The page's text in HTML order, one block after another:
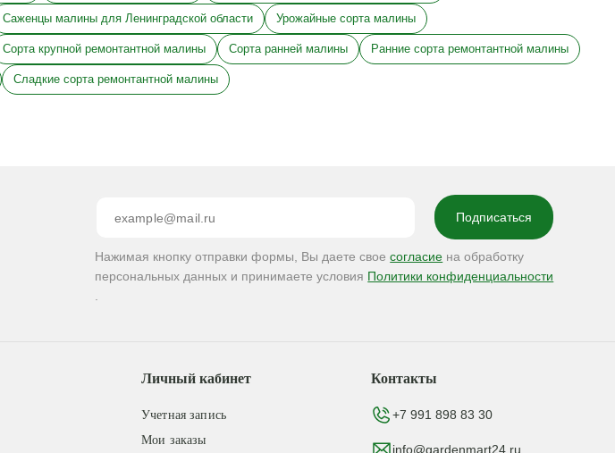
Саженцы малины для Ленинградской области Урожайные сорта малины
Сорта крупной ремонтантной малины Сорта ранней малины Ранние сорта ремонтантной малины
Сладкие сорта ремонтантной малины
Нажимая кнопку отправки формы, Вы даете своесогласие на обработку
персональных данных и принимаете условия Политики конфиденциальности
Личный кабинет
Учетная запись
Мои заказы
Контакты
+7 991 898 83 30
info@gardenmart24.ru